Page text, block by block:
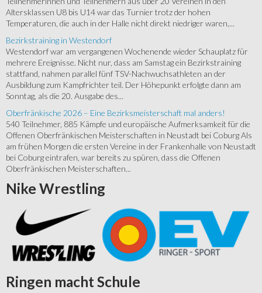
Altersklassen U8 bis U14 war das Turnier trotz der hohen
Temperaturen, die auch in der Halle nicht direkt niedriger waren,...
Bezirkstraining in Westendorf
Westendorf war am vergangenen Wochenende wieder Schauplatz für
mehrere Ereignisse. Nicht nur, dass am Samstag ein Bezirkstraining
stattfand, nahmen parallel fünf TSV-Nachwuchsathleten an der
Ausbildung zum Kampfrichter teil. Der Höhepunkt erfolgte dann am
Sonntag, als die 20. Ausgabe des...
Oberfränkische 2026 – Eine Bezirksmeisterschaft mal anders!
540 Teilnehmer, 885 Kämpfe und europäische Aufmerksamkeit für die
Offenen Oberfränkischen Meisterschaften in Neustadt bei Coburg Als
am frühen Morgen die ersten Vereine in der Frankenhalle von Neustadt
bei Coburg eintrafen, war bereits zu spüren, dass die Offenen
Oberfränkischen Meisterschaften...
Nike Wrestling
Ringen macht Schule